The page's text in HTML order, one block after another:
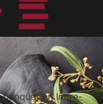
en Indre-